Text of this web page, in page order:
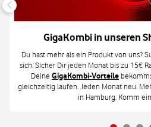
GigaKombi in unseren
Du hast mehr als ein Produkt von uns?
sich. Sicher Dir jeden Monat bis zu 15€
Deine GigaKombi-Vorteile
gleichzeitig laufen. Jeden Monat neu.
in Hamburg. Komm